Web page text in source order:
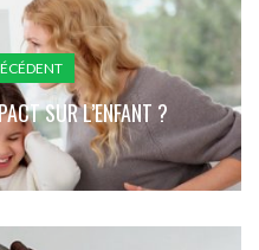
SUR L’ENFANT ?